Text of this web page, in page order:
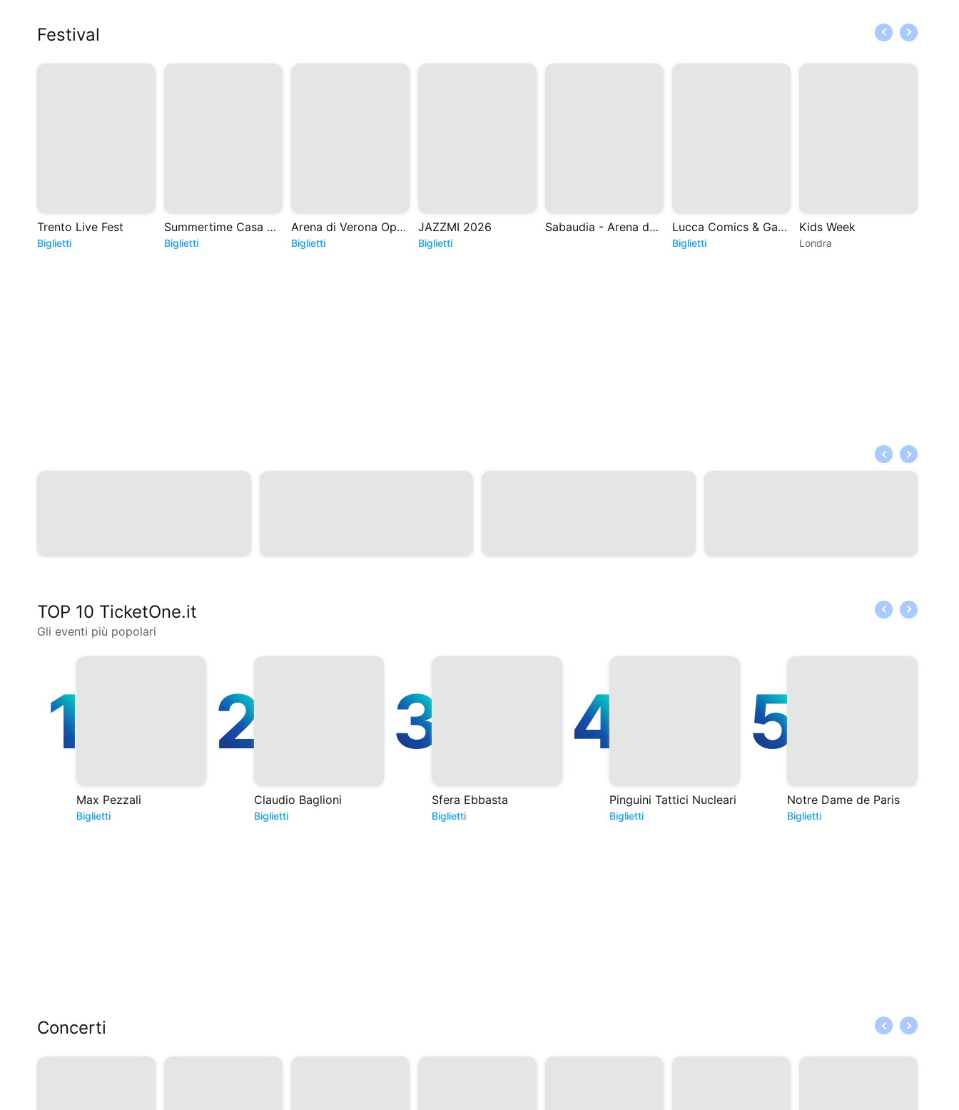
Festival
Trento Live Fest
Biglietti
Summertime Casa del Jazz 2026
Biglietti
Arena di Verona Opera Festival
Biglietti
JAZZMI 2026
Biglietti
Sabaudia - Arena del Mare BCC Roma Lucca Comics & Games 2026
Biglietti
Kids Week
Londra
TOP 10 TicketOne.it
Gli eventi più popolari
1
Max Pezzali
Biglietti
2
Claudio Baglioni
Biglietti
3
Sfera Ebbasta
Biglietti
4
Pinguini Tattici Nucleari
Biglietti
5
Notre Dame de Paris
Biglietti
Concerti